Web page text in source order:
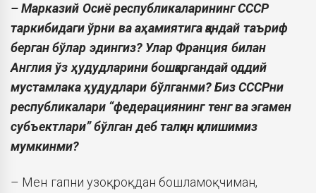
– Марказий Осиё республикаларининг СССР
таркибидаги ўрни ва аҳамиятига қандай таъриф
берган бўлар эдингиз? Улар Франция билан
Англия ўз ҳудудларини бошқаргандай оддий
мустамлака ҳудудлари бўлганми? Биз СССРни
республикалари “федерациянинг тенг ва эгамен
субъектлари” бўлган деб талқин қилишимиз
мумкинми?
– Мен гапни узоқроқдан бошламоқчиман,